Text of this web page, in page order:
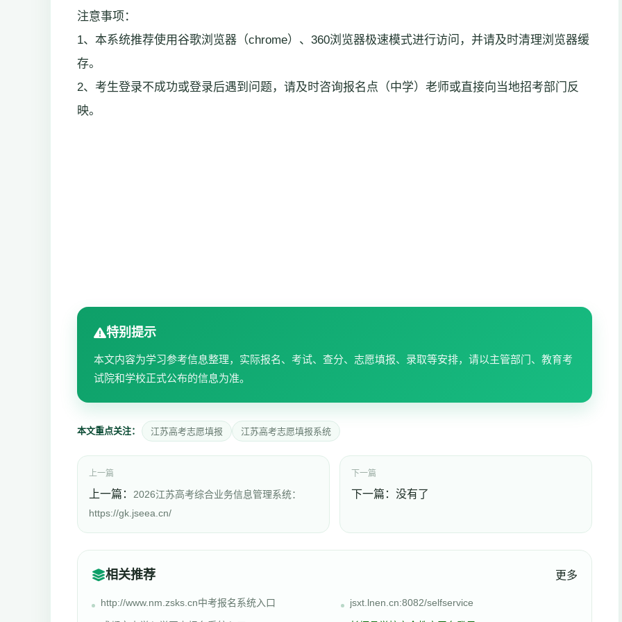
注意事项：
1、本系统推荐使用谷歌浏览器（chrome）、360浏览器极速模式进行访问，并请及时清理浏览器缓
存。
2、考生登录不成功或登录后遇到问题，请及时咨询报名点（中学）老师或直接向当地招考部门反
映。
特别提示
本文内容为学习参考信息整理，实际报名、考试、查分、志愿填报、录取等安排，请以主管部门、教育考
试院和学校正式公布的信息为准。
本文重点关注： 江苏高考志愿填报 江苏高考志愿填报系统
上一篇
上一篇： 2026江苏高考综合业务信息管理系统：
https://gk.jseea.cn/
下一篇
下一篇：没有了
相关推荐 更多
http://www.nm.zsks.cn中考报名系统入口 jsxt.lnen.cn:8082/selfservice